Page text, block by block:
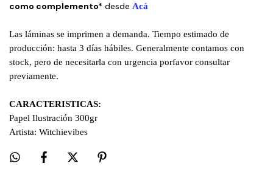
como complemento* desde Acá
Las láminas se imprimen a demanda. Tiempo estimado de
producción: hasta 3 días hábiles. Generalmente contamos con
stock, pero de necesitarla con urgencia porfavor consultar
previamente.
CARACTERISTICAS:
Papel Ilustración 300gr
Artista: Witchievibes